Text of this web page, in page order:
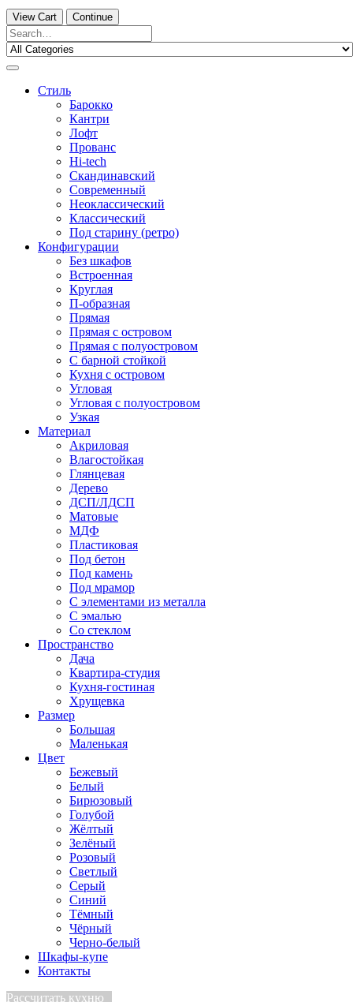
View Cart Continue
Стиль
Барокко
Кантри
Лофт
Прованс
Hi-tech
Скандинавский
Современный
Неоклассический
Классический
Под старину (ретро)
Конфигурации
Без шкафов
Встроенная
Круглая
П-образная
Прямая
Прямая с островом
Прямая с полуостровом
С барной стойкой
Кухня с островом
Угловая
Угловая с полуостровом
Узкая
Материал
Акриловая
Влагостойкая
Глянцевая
Дерево
ДСП/ЛДСП
Матовые
МДФ
Пластиковая
Под бетон
Под камень
Под мрамор
С элементами из металла
С эмалью
Со стеклом
Пространство
Дача
Квартира-студия
Кухня-гостиная
Хрущевка
Размер
Большая
Маленькая
Цвет
Бежевый
Белый
Бирюзовый
Голубой
Жёлтый
Зелёный
Розовый
Светлый
Серый
Синий
Тёмный
Чёрный
Черно-белый
Шкафы-купе
Контакты
Рассчитать кухню